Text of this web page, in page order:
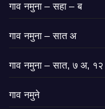
गाव नमुना – सहा – ब
गाव नमुना – सात अ
गाव नमुना – सात, ७ अ, १२
गाव नमुने